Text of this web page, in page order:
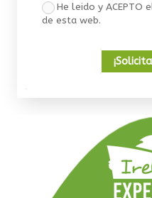
He leido y ACEPTO
de esta web.